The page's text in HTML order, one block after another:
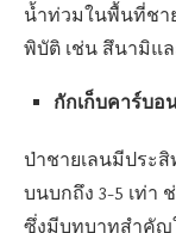
น้ำท่วมในพื้นที่ชา
พิบัติ เช่น สึนามิแ
กักเก็บคาร์บ
ป่าชายเลนมีประ
บนบกถึง 3-5 เท่า